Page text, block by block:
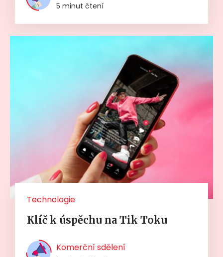
5 minut čtení
Technologie
Klíč k úspěchu na Tik Toku
Komerční sdělení